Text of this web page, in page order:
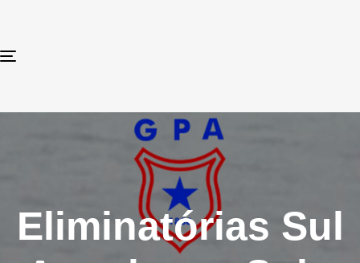
TOGGLE NAVIGATION
Eliminatórias Sul